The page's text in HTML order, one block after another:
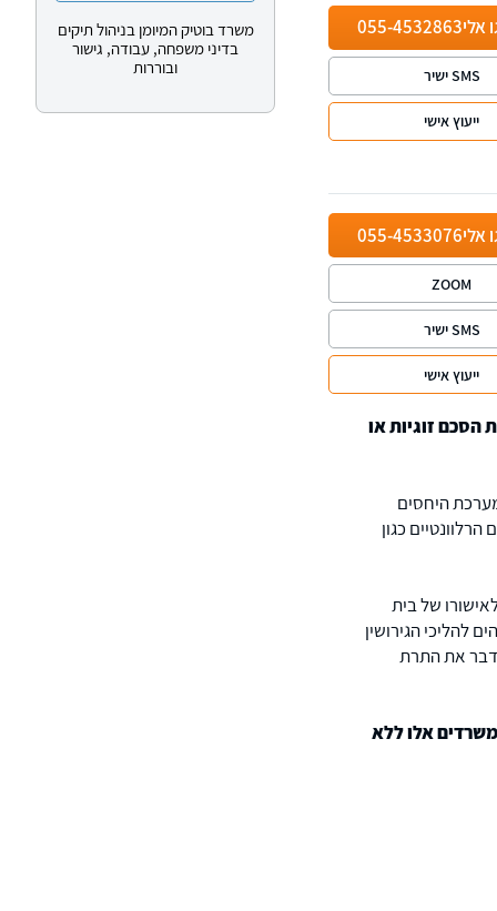
אלי055-4532863
SMS ישיר
ייעוץ אישי
אלי055-4533076
ZOOM
SMS ישיר
ייעוץ אישי
הסכם זוגיות או
היחסים
כגון
של בית
להליכי הגירושין
דבר את התרת
אלו ללא
משרד בוטיק המיומן בניהול תיקים
בדיני משפחה, עבודה, גישור
ובוררות